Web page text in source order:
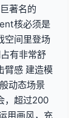
著名的
核必须是
空间里登场
有非常舒
臂感 建造模
动态场景
，超过200
用画风，充